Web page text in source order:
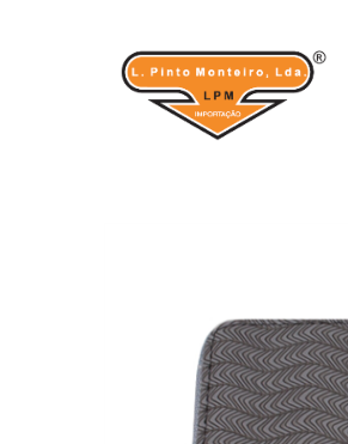
Loja /Sacos E Bagagem